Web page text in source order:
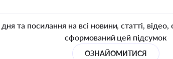
та посилання на всі новини, статті,
сформований цей підсумок
ОЗНАЙОМИТИСЯ